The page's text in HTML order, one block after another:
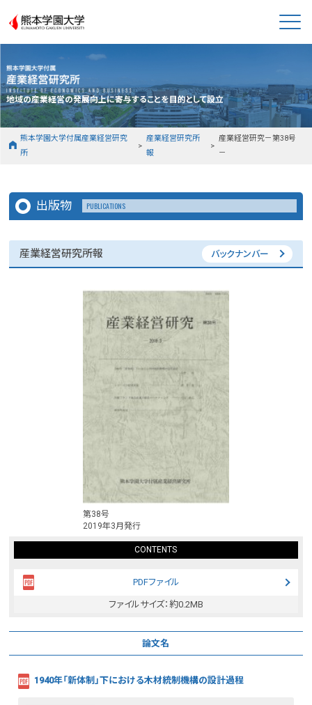
地域の産業経営の発展向上に寄与することを目的として設立
熊本学園大学付属産業経営研究
所
産業経営研究所
報
産業経営研究－第38号
－
出版物 PUBLICATIONS
産業経営研究所報 バックナンバー
第38号
2019年3月発行
CONTENTS
PDFファイル
ファイルサイズ：約0.2MB
論文名
1940年「新体制」下における木材統制機構の設計過程